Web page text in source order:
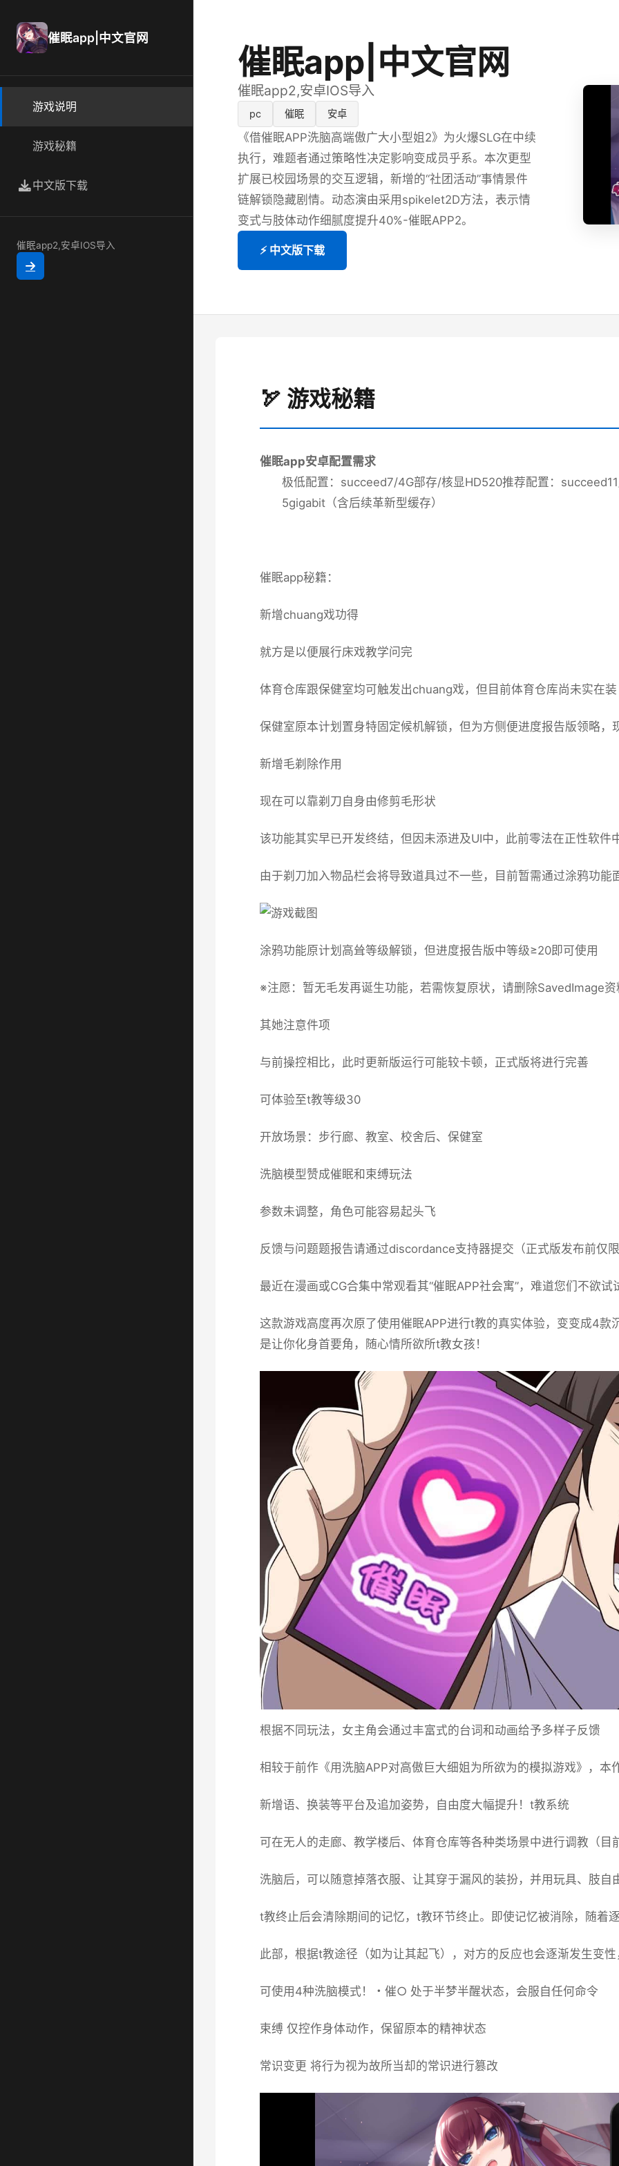
催眠app|中文官网
游戏说明
游戏秘籍
中文版下载
催眠app2,安卓IOS导入
催眠app|中文官网
催眠app2,安卓IOS导入
pc 催眠 安卓
《借催眠APP洗脑高端傲广大小型姐2》为火爆SLG在中续
执行，难题者通过策略性决定影响变成员乎系。本次更型
扩展已校园场景的交互逻辑，新增的“社团活动”事情景件
链解锁隐藏剧情。动态演由采用spikelet2D方法，表示情
变式与肢体动作细腻度提升40%-催眠APP2。
⚡ 中文版下载
🏹 游戏秘籍
催眠app安卓配置需求
​极低配置​ ​：succeed7/4G部存/核显HD520​推荐配置​ ：
5gigabit（含后续革新型缓存）
催眠app秘籍：
新增chuang戏功得
就方是以便展行床戏教学问完
体育仓库跟保健室均可触发出chuang戏，但目前体育仓库尚未实在装
保健室原本计划置身特固定候机解锁，但为方侧便进度报告版领略，
新增毛剃除作用
现在可以靠剃刀自身由修剪毛形状
该功能其实早已开发终结，但因未添进及UI中，此前零法在正性软件
由于剃刀加入物品栏会将导致道具过不一些，目前暂需通过涂鸦功能
涂鸦功能原计划高耸等级解锁，但进度报告版中等级≥20即可使用
※注愿 ：暂无毛发再诞生功能，若需恢复原状，请删除SavedImage资
其她注意件项
与前操控相比，此时更新版运行可能较卡顿，正式版将进行完善
可体验至t教等级30
开放场景：步行廊、教室、校舍后、保健室
洗脑模型赞成催眠和束缚玩法
参数未调整，角色可能容易起头飞
反馈与问题题报告请通过discordance支持器提交（正式版发布前仅
最近在漫画或CG合集中常观看其“催眠APP社会寓”，难道您们不欲
这款游戏高度再次原了使用催眠APP进行t教的真实体验，变变成4
是让你化身首要角，随心情所欲所t教女孩！
根据不同玩法，女主角会通过丰富式的台词和动画给予多样子反馈
相较于前作《用洗脑APP对高傲巨大细姐为所欲为的模拟游戏》，本
新增语、换装等平台及追加姿势，自由度大幅提升！t教系统
可在无人的走廊、教学楼后、体育仓库等各种类场景中进行调教（目
洗脑后，可以随意掉落衣服、让其穿于漏风的装扮，并用玩具、肢自
t教终止后会清除期间的记忆，t教环节终止。即使记忆被消除，随着
此部，根据t教途径（如为让其起飞），对方的反应也会逐渐发生变
可使用4种洗脑模式！・催○ 处于半梦半醒状态，会服自任何命令
束缚 仅控作身体动作，保留原本的精神状态
常识变更 将行为视为故所当却的常识进行篡改